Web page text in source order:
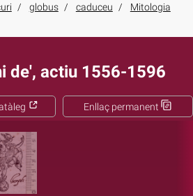
globus caduceu Mitologia
de', actiu 1556-1596
Enllaç permanent